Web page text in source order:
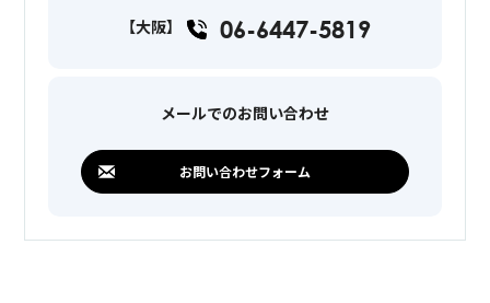
【大阪】
06-6447-5819
メールでのお問い合わせ
お問い合わせフォーム